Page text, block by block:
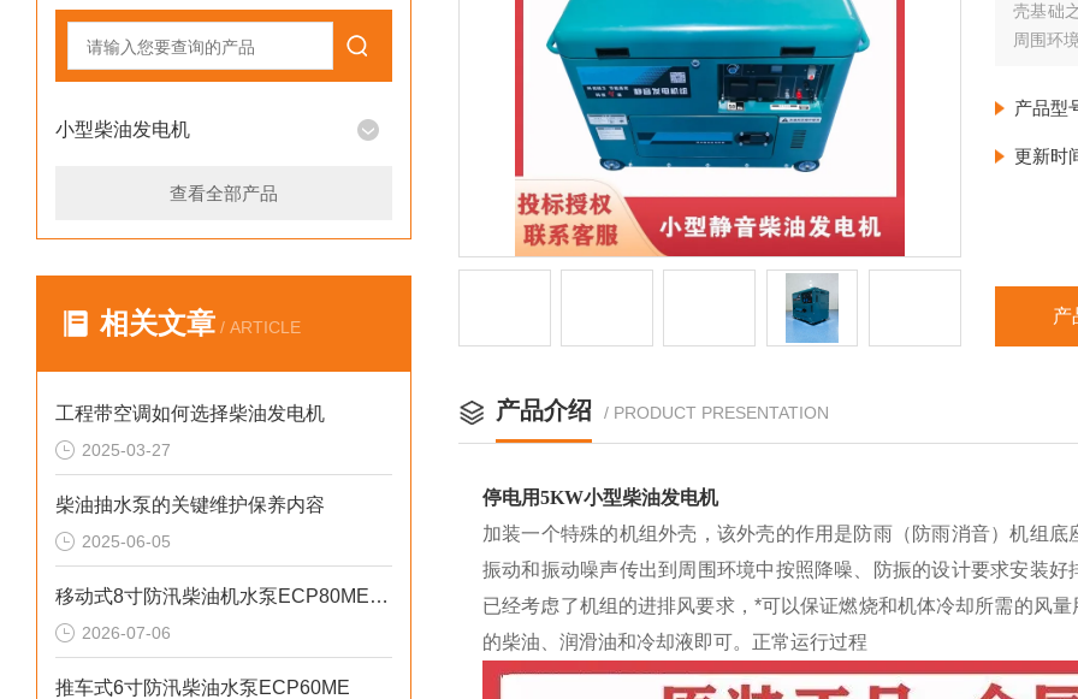
小型柴油发电机
查看全部产品
相关文章 / ARTICLE
工程带空调如何选择柴油发电机
2025-03-27
柴油抽水泵的关键维护保养内容
2025-06-05
移动式8寸防汛柴油机水泵ECP80ME产品介绍
2026-07-06
推车式6寸防汛柴油水泵ECP60ME
壳基础
周围环
产品型
更新时
产
产品介绍 / PRODUCT PRESENTATION
停电用5KW小型柴油发电机
加装一个特殊的机组外壳，该外壳的作用是防雨（防雨消音）机组
振动和振动噪声传出到周围环境中按照降噪、防振的设计要求安装
已经考虑了机组的进排风要求，*可以保证燃烧和机体冷却所需的风
的柴油、润滑油和冷却液即可。正常运行过程